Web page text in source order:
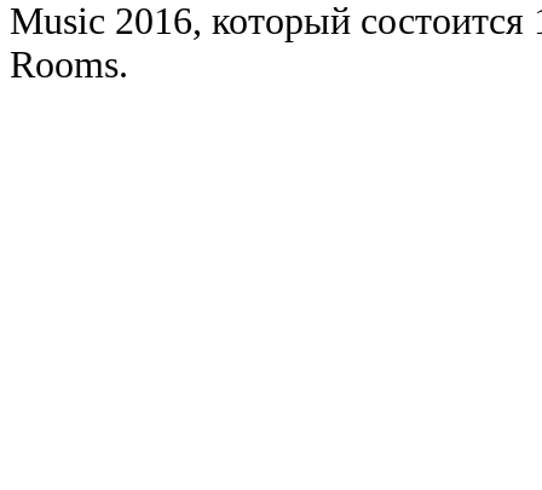
Music 2016, который
Rooms.